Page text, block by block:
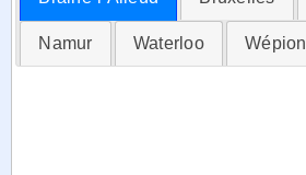
Namur Waterloo Wépion